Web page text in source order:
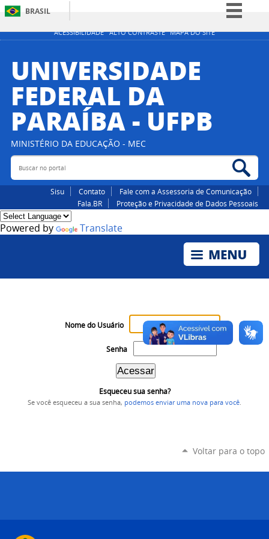
ACESSIBILIDADE ALTO CONTRASTE MAPA DO SITE
BRASIL
Simplifique!
Participe
Acesso à informação
Canais
UNIVERSIDADE
FEDERAL DA
PARAÍBA - UFPB
MINISTÉRIO DA EDUCAÇÃO - MEC
Buscar no portal
Sisu Contato
Fale com a Assessoria de Comunicação
Fala.BR
Proteção e Privacidade de Dados Pessoais
Powered by Translate
Nome do Usuário
Senha
Esqueceu sua senha?
Se você esqueceu a sua senha, podemos enviar uma nova para você
Voltar para o topo